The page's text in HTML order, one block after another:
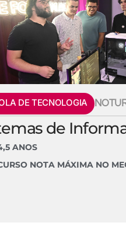
DE TECNOLOGIA
de
ANOS
NOTA MÁXIMA NO